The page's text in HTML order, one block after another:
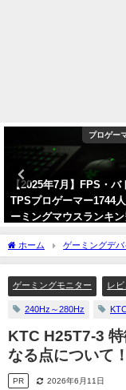
プロゲー
【2025年7月】FPS・バ
TPSプロゲーマー1744
ーミングマウスランキ
メーカーとモデルを紹介
ホーム ゲーミングデバ
良い点や人によっては気にな
ゲーミングモニター レ
240Hz～280Hz
KTC H25T7-3
なる点について！
PR 2026年6月11日